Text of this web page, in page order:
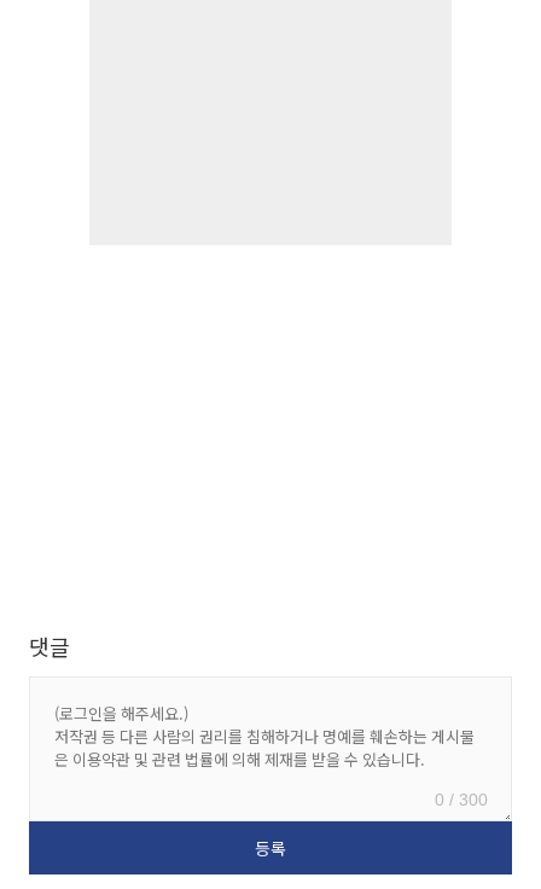
댓글
0 / 300